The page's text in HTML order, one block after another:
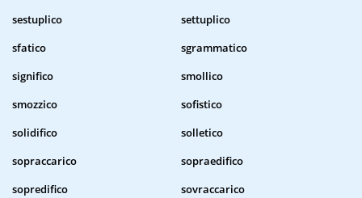
sestuplico
settuplico
sfatico
sgrammatico
significo
smollico
smozzico
sofistico
solidifico
solletico
sopraccarico
sopraedifico
sopredifico
sovraccarico